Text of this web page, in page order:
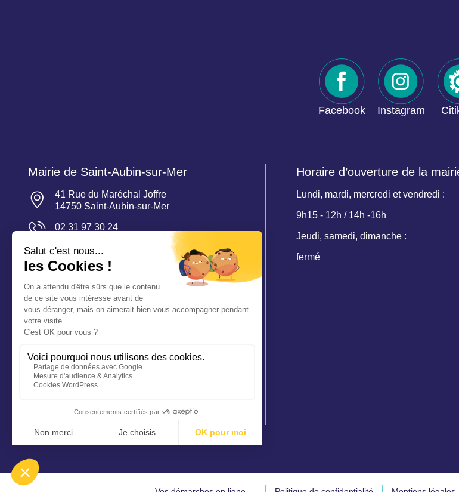
Facebook Instagram
Mairie de Saint-Aubin-sur-Mer
41 Rue du Maréchal Joffre
14750 Saint-Aubin-sur-Mer
02 31 97 30 24
mairie@saintaubinsurmer.fr
Horaire d’ouverture de la
Lundi, mardi, mercredi et vendredi :
9h15 - 12h / 14h -16h
Jeudi, samedi, dimanche :
fermé